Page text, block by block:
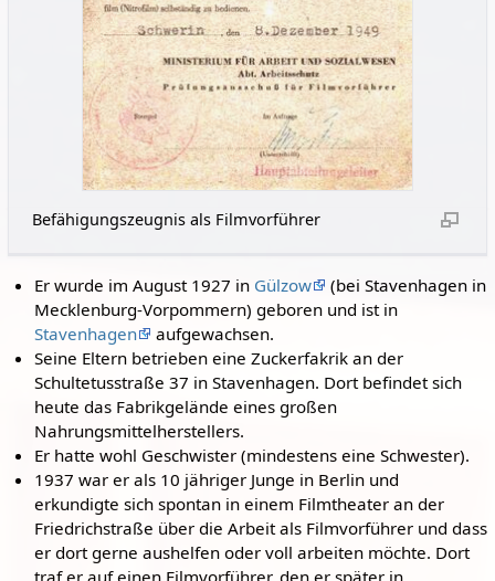
Befähigungszeugnis als Filmvorführer
Er wurde im August 1927 in Gülzow
(bei Stavenhagen in
Mecklenburg-Vorpommern) geboren und ist in
Stavenhagen
aufgewachsen.
Seine Eltern betrieben eine Zuckerfakrik an der
Schultetusstraße 37 in Stavenhagen. Dort befindet sich
heute das Fabrikgelände eines großen
Nahrungsmittelherstellers.
Er hatte wohl Geschwister (mindestens eine Schwester).
1937 war er als 10 jähriger Junge in Berlin und
erkundigte sich spontan in einem Filmtheater an der
Friedrichstraße über die Arbeit als Filmvorführer und dass
er dort gerne aushelfen oder voll arbeiten möchte. Dort